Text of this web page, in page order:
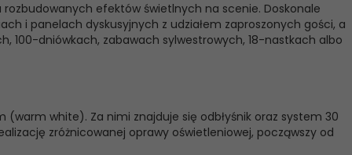
efektów świetlnych na scenie. Doskonale
i panelach dyskusyjnych z udziałem zaproszonych gości, a
100-dniówkach, zabawach sylwestrowych, 18-nastkach albo
(warm white). Za nimi znajduje się odbłyśnik oraz system 30
zróżnicowanej oprawy oświetleniowej, począwszy od